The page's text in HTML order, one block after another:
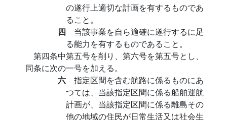
の遂行上適切な計画を有するものであ
ること。
四 当該事業を自ら適確に遂行するに足
る能力を有するものであること。
第四条中第五号を削り、第六号を第五号とし、
同条に次の一号を加える。
六 指定区間を含む航路に係るものにあ
つては、当該指定区間に係る船舶運航
計画が、当該指定区間に係る離島その
他の地域の住民が日常生活又は社会生